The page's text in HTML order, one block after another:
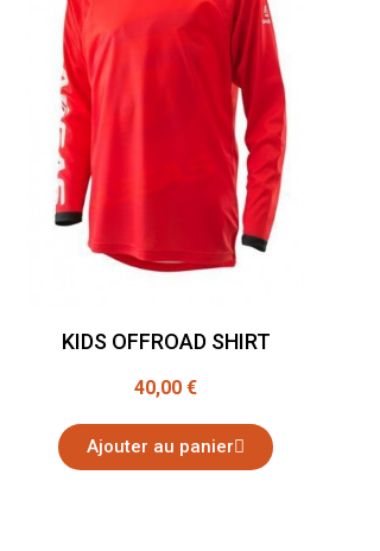
KIDS OFFROAD SHIRT
40,00 €
Ajouter au panier